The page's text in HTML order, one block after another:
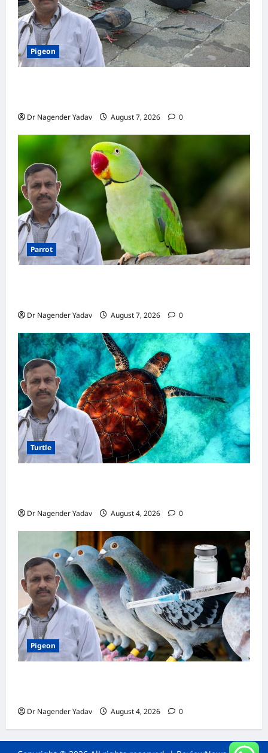
Pigeon
Dr Nagender Yadav August 7, 2026 0
Parrot
Dr Nagender Yadav August 7, 2026 0
Turtle
Dr Nagender Yadav August 4, 2026 0
Pigeon
Dr Nagender Yadav August 4, 2026 0